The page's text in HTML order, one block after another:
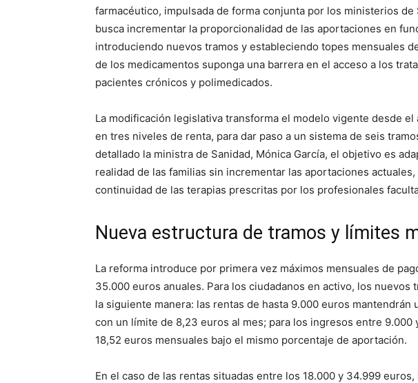
farmacéutico, impulsada de forma conjunta por los ministerios de
busca incrementar la proporcionalidad de las aportaciones en
introduciendo nuevos tramos y estableciendo topes mensuales
de los medicamentos suponga una barrera en el acceso a los
pacientes crónicos y polimedicados.
La modificación legislativa transforma el modelo vigente desde
en tres niveles de renta, para dar paso a un sistema de seis
detallado la ministra de Sanidad, Mónica García, el objetivo es
realidad de las familias sin incrementar las aportaciones
continuidad de las terapias prescritas por los profesionales
Nueva estructura de tramos y límites
La reforma introduce por primera vez máximos mensuales de
35.000 euros anuales. Para los ciudadanos en activo, los nuevos
la siguiente manera: las rentas de hasta 9.000 euros mantendrán
con un límite de 8,23 euros al mes; para los ingresos entre 9.000
18,52 euros mensuales bajo el mismo porcentaje de aportación.
En el caso de las rentas situadas entre los 18.000 y 34.999